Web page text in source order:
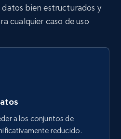
Buy Now
price, Final price,
Description, and more.
Buy Now
bien estructurados y
cualquier caso de uso
a los conjuntos de
reducido.